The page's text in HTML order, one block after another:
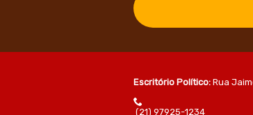
Escritório Político: Rua
(21) 97925-1234